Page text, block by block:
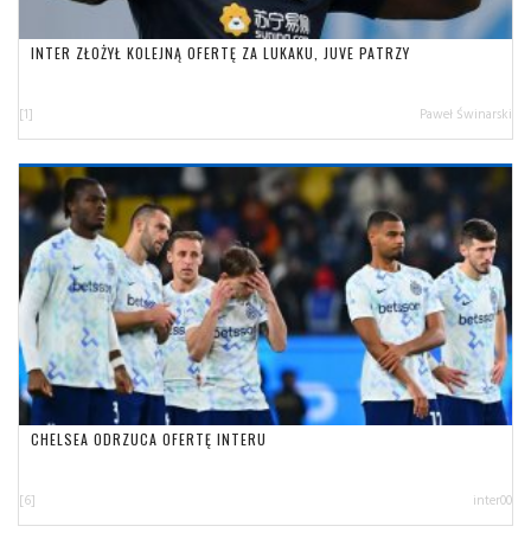
INTER ZŁOŻYŁ KOLEJNĄ OFERTĘ ZA LUKAKU, JUVE PATRZY
[1] Paweł Świnarski
CHELSEA ODRZUCA OFERTĘ INTERU
[6] inter00